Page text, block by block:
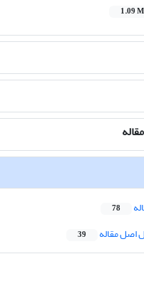
1.09 M
78
اصل مقاله 39